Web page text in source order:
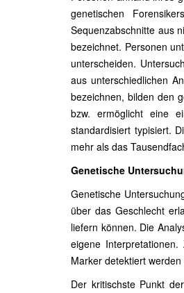
genetischen
Sequenzabschnitte aus
bezeichnet. Personen
unterscheiden.
aus unterschiedlichen
bezeichnen, bilden den
bzw. ermöglicht eine
standardisiert typisiert.
mehr als das
Genetische
Genetische
über das Geschlecht
liefern können. Die
eigene
Marker detektiert werden
Der kritischste Punkt